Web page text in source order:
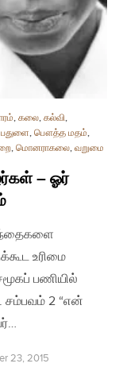
, கலை, கல்வி,
பதுளை, பௌத்த மதம்,
, மொனராகலை, வறுமை
– ஓர்
உரிமை
பணியில்
சம்பவம் 2 “என்
23, 2015